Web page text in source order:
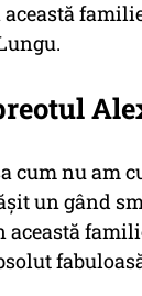
cum nu am
un gând